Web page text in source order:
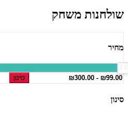
שולחנות משחק
מחיר
סינון
סינון